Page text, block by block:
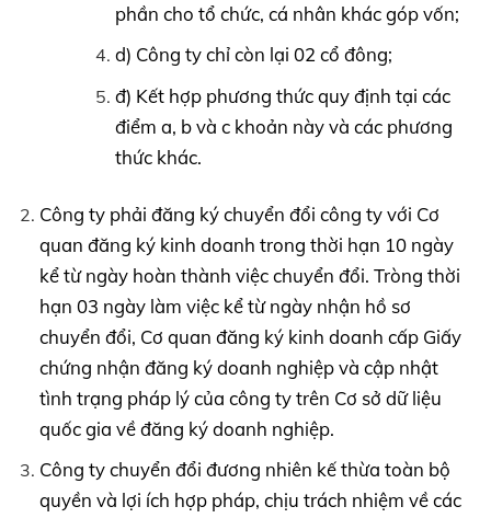
phần cho tổ chức, cá nhân khác góp vốn;
d) Công ty chỉ còn lại 02 cổ đông;
đ) Kết hợp phương thức quy định tại các
điểm a, b và c khoản này và các phương
thức khác.
Công ty phải đăng ký chuyển đổi công ty với Cơ
quan đăng ký kinh doanh trong thời hạn 10 ngày
kể từ ngày hoàn thành việc chuyển đổi. Tròng thời
hạn 03 ngày làm việc kể từ ngày nhận hồ sơ
chuyển đổi, Cơ quan đăng ký kinh doanh cấp Giấy
chứng nhận đăng ký doanh nghiệp và cập nhật
tình trạng pháp lý của công ty trên Cơ sở dữ liệu
quốc gia về đăng ký doanh nghiệp.
Công ty chuyển đổi đương nhiên kế thừa toàn bộ
quyền và lợi ích hợp pháp, chịu trách nhiệm về các